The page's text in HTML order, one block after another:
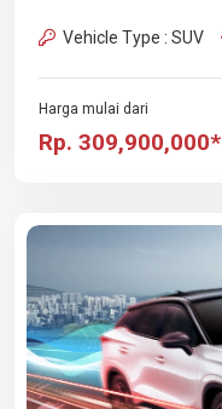
Vehicle Type : SUV
Harga mulai dari
Rp. 309,900,000*